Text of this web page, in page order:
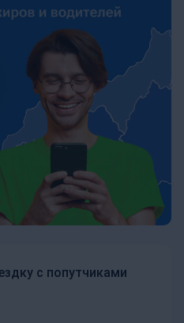
с попутчиками